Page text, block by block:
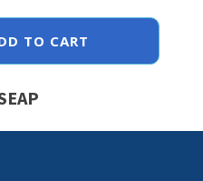
TO CART